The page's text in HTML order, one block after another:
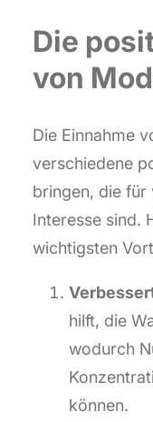
Die
von
Die Einnahme
verschiedene
bringen, die für
Interesse sind.
wichtigsten
hilft, die
wodurch
können.